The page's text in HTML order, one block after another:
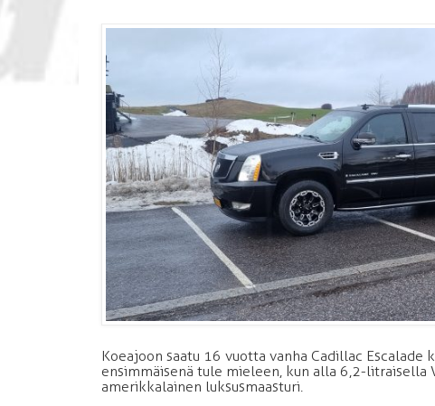
Koeajoon saatu 16 vuotta vanha Cadillac Escalade
ensimmäisenä tule mieleen, kun alla 6,2-
amerikkalainen luksusmaasturi.